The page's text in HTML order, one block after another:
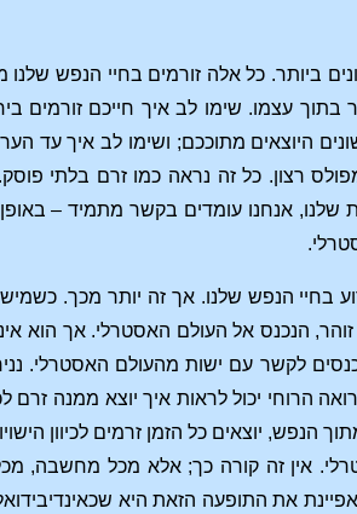
ביותר. כל אלה זורמים בחיי הנפש
עצמו. שימו לב איך חייכם זורמים
היוצאים מתוככם; ושימו לב איך עד
רצון. כל זה נראה כמו זרם בלתי
אנחנו עומדים בקשר מתמיד – באופן
הנפש שלנו. אך זה יותר מכך.
הנכנס אל העולם האסטרלי. אך הוא
לקשר עם ישות מהעולם האסטרלי.
יכול לראות איך יוצא ממנה זרם
יוצאים כל הזמן זרמים לכיוון
אין זה קורה כך; אלא מכל מחשבה,
את התופעה הזאת היא